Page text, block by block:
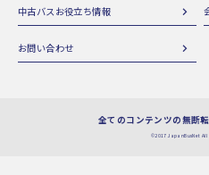
中古バスお役立ち情報
お問い合わせ
全てのコンテンツの無断
©2017 JapanBusNet All